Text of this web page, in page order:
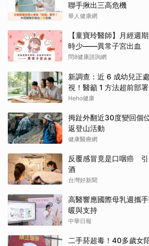
聯手揪出三高危機
華人健康網
【童寶玲醫師】月經週
時少——異常子宮出血
問8健康諮詢網
新調查：近 6 成幼兒正
視！醫籲 1 方法超前部
Heho健康
拇趾外翻近30度變回個
返登山活動
健康醫療網
反覆感冒竟是口咽癌 引
酒
台灣好新聞
高醫響應國際母乳週攜
暖與支持
中華日報
二手菸超毒！40多歲女